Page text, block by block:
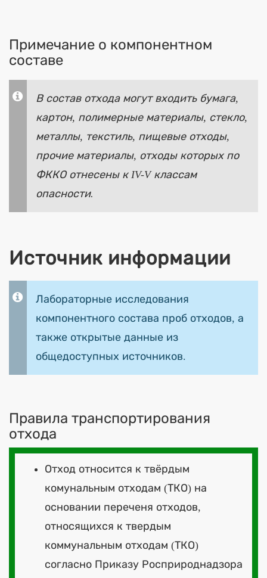
Примечание о компонентном
составе
В состав отхода могут входить бумага,
картон, полимерные материалы, стекло,
металлы, текстиль, пищевые отходы,
прочие материалы, отходы которых по
ФККО отнесены к IV-V классам
опасности.
Источник информации
Лабораторные исследования
компонентного состава проб отходов, а
также открытые данные из
общедоступных источников.
Правила транспортирования
отхода
Отход относится к твёрдым
комунальным отходам (ТКО) на
основании переченя отходов,
относящихся к твердым
коммунальным отходам (ТКО)
согласно Приказу Росприроднадзора